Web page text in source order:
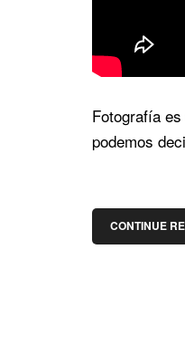
Fotografía
podemos
CONTINUE